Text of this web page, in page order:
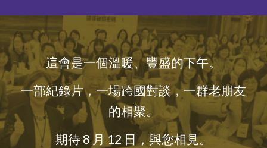
這會是一個溫暖、豐盛的下午。
一部紀錄片，一場跨國對談，一群老朋友
的相聚。
期待 8 月 12 日，與您相見。